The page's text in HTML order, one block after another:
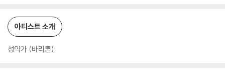
아티스트 소개
성악가 (바리톤)